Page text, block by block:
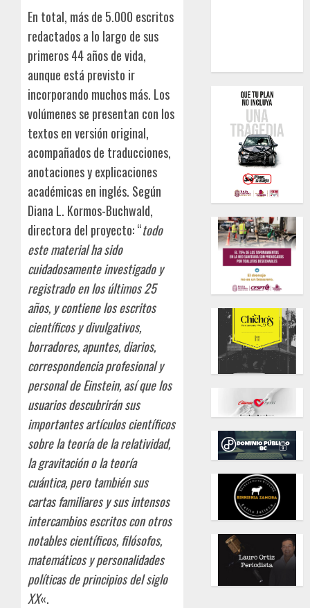
En total, más de 5.000 escritos
redactados a lo largo de sus
primeros 44 años de vida,
aunque está previsto ir
incorporando muchos más. Los
volúmenes se presentan con los
textos en versión original,
acompañados de traducciones,
anotaciones y explicaciones
académicas en inglés. Según
Diana L. Kormos-Buchwald,
directora del proyecto: “todo
este material ha sido
cuidadosamente investigado y
registrado en los últimos 25
años, y contiene los escritos
científicos y divulgativos,
borradores, apuntes, diarios,
correspondencia profesional y
personal de Einstein, así que los
usuarios descubrirán sus
importantes artículos científicos
sobre la teoría de la relatividad,
la gravitación o la teoría
cuántica, pero también sus
cartas familiares y sus intensos
intercambios escritos con otros
notables científicos, filósofos,
matemáticos y personalidades
políticas de principios del siglo
XX«.